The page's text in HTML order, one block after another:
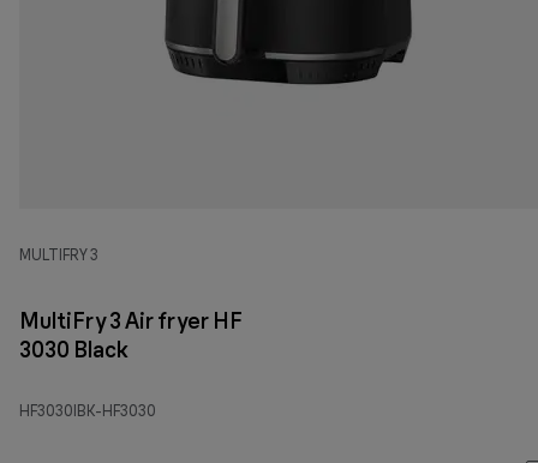
MULTIFRY 3
MultiFry 3 Air fryer HF
3030 Black
HF3030IBK-HF3030